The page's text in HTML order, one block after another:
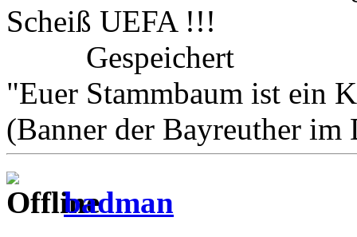
Scheiß UEFA !!!
Gespeichert
"Euer Stammbaum ist ein
(Banner der Bayreuther im
badman